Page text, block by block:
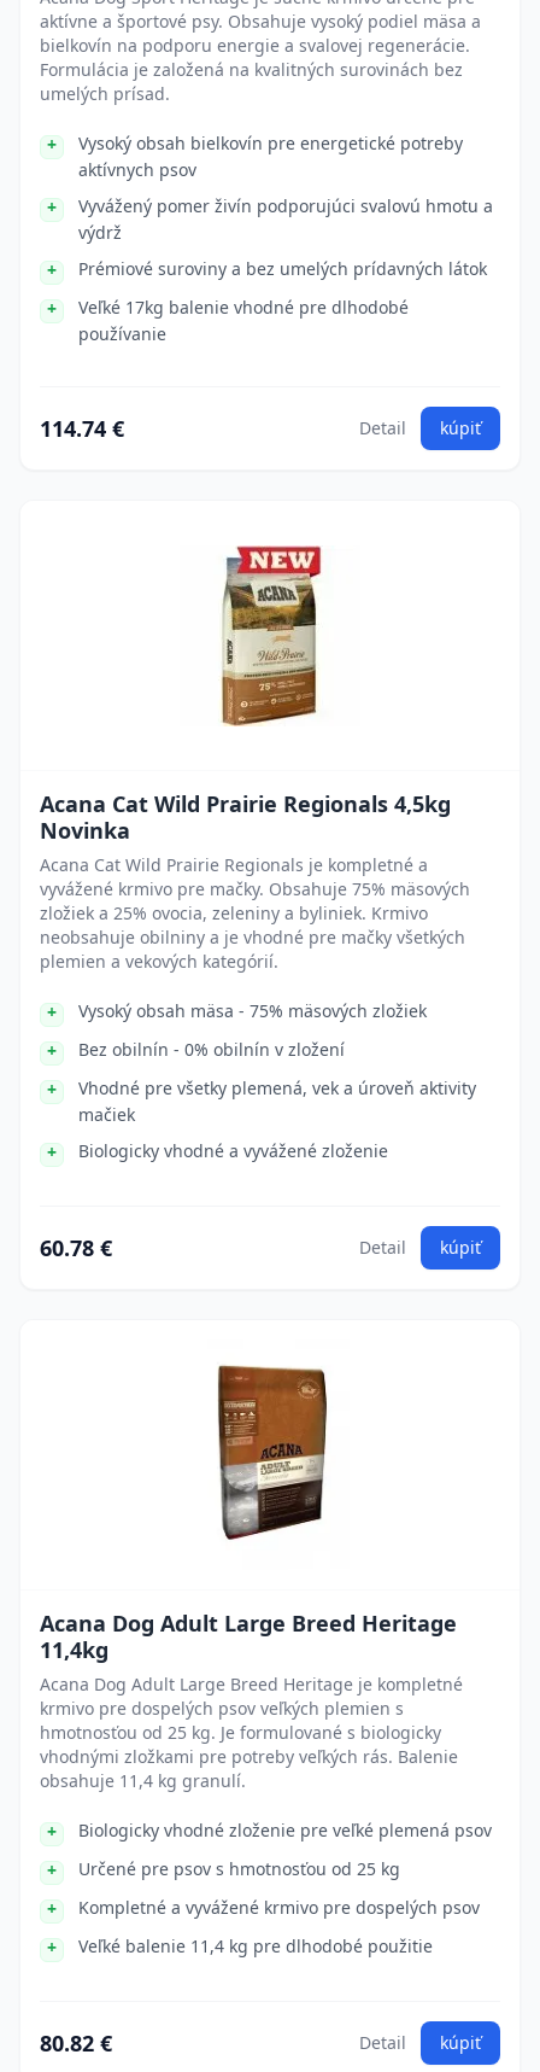
aktívne a športové psy. Obsahuje vysoký podiel mäsa a
bielkovín na podporu energie a svalovej regenerácie.
Formulácia je založená na kvalitných surovinách bez
umelých prísad.
Vysoký obsah bielkovín pre energetické potreby
aktívnych psov
Vyvážený pomer živín podporujúci svalovú hmotu a
výdrž
Prémiové suroviny a bez umelých prídavných látok
Veľké 17kg balenie vhodné pre dlhodobé
používanie
114.74 € Detail kúpiť
Acana Cat Wild Prairie Regionals 4,5kg
Novinka
Acana Cat Wild Prairie Regionals je kompletné a
vyvážené krmivo pre mačky. Obsahuje 75% mäsových
zložiek a 25% ovocia, zeleniny a byliniek. Krmivo
neobsahuje obilniny a je vhodné pre mačky všetkých
plemien a vekových kategórií.
Vysoký obsah mäsa - 75% mäsových zložiek
Bez obilnín - 0% obilnín v zložení
Vhodné pre všetky plemená, vek a úroveň aktivity
mačiek
Biologicky vhodné a vyvážené zloženie
60.78 € Detail kúpiť
Acana Dog Adult Large Breed Heritage
11,4kg
Acana Dog Adult Large Breed Heritage je kompletné
krmivo pre dospelých psov veľkých plemien s
hmotnosťou od 25 kg. Je formulované s biologicky
vhodnými zložkami pre potreby veľkých rás. Balenie
obsahuje 11,4 kg granulí.
Biologicky vhodné zloženie pre veľké plemená psov
Určené pre psov s hmotnosťou od 25 kg
Kompletné a vyvážené krmivo pre dospelých psov
Veľké balenie 11,4 kg pre dlhodobé použitie
80.82 € Detail kúpiť